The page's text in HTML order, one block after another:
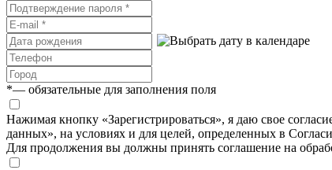
*— обязательные для заполнения поля
Нажимая кнопку «Зарегистрироваться», я даю свое
данных», на условиях и для целей, определенных в
Для продолжения вы должны принять соглашение на